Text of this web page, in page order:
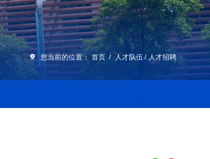
您当前的位置： 首页 人才队伍 人才招聘